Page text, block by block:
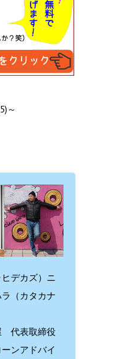
～
デカズ）ニ
（カタカナ
代表取締役
ンアドバイ